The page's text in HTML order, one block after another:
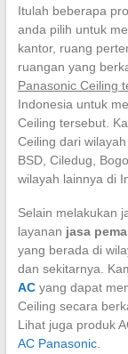
Itulah beberapa
anda pilih untuk
kantor, ruang
ruangan yang
Panasonic Ceiling
Indonesia untuk
Ceiling tersebut.
Ceiling dari
BSD, Ciledug,
wilayah lainnya di
Selain melakukan
layanan jasa
yang berada di
dan sekitarnya.
ACyang dapat
Ceiling secara
Lihat juga produk
AC Panasonic.